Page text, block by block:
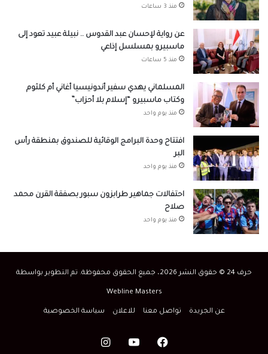
منذ 3 ساعات
عن رواية لإحسان عبد القدوس .. نبيلة عبيد تعود إلى
ماسبيرو بمسلسل إذاعي
منذ 5 ساعات
المسلماني يهدي سفير أندونيسيا أغاني أم كلثوم
وكتاب ماسبيرو “إسلام بلا أحزاب”
منذ يوم واحد
افتتاح وحدة البرامج الوقائية للصندوق بمنطقة رأس
البر
منذ يوم واحد
احتفالات جماهير طرابزون سبور بصفقة القرن محمد
صلاح
منذ يوم واحد
حرف 24 © حقوق النشر 2026، جميع الحقوق محفوظة. تم التطوير بواسطة
Webline Masters
عن الجريدة تواصل معنا للاعلان سياسة الخصوصية
فيسبوك‫YouTubeانستقرام